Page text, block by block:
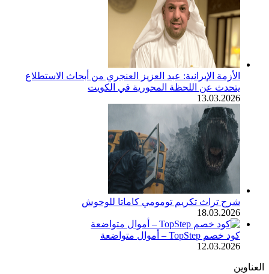
الأزمة الإيرانية: عبد العزيز العنجري من أبحاث الاستطلاع
يتحدث عن اللحظة المحورية في الكويت
13.03.2026
شرح تراث تكريم تومومي كاماتا للوحوش
18.03.2026
كود خصم TopStep – أموال متواضعة
12.03.2026
العناوين